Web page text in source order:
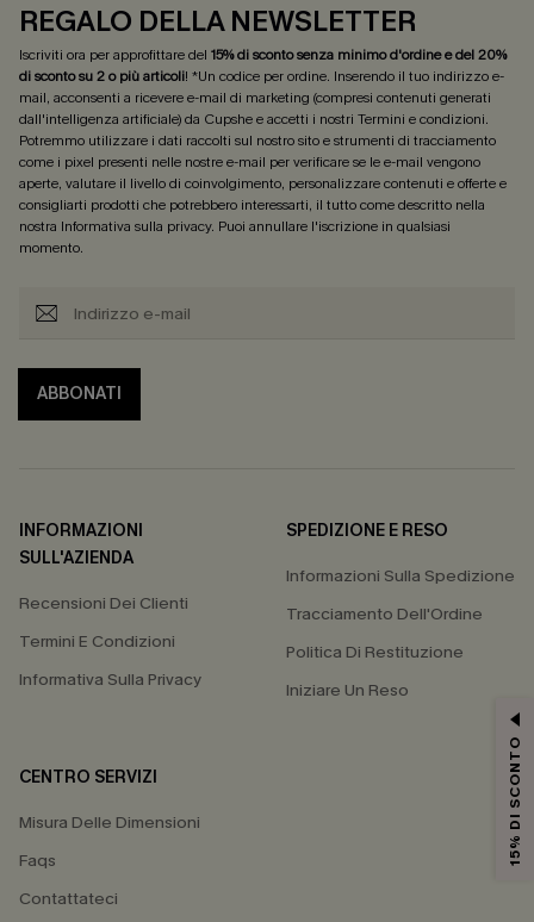
REGALO DELLA NEWSLETTER
Iscriviti ora per approfittare del 15% di sconto senza minimo d'ordine e del 20%
di sconto su 2 o più articoli! *Un codice per ordine. Inserendo il tuo indirizzo e-
mail, acconsenti a ricevere e-mail di marketing (compresi contenuti generati
dall'intelligenza artificiale) da Cupshe e accetti i nostri Termini e condizioni.
Potremmo utilizzare i dati raccolti sul nostro sito e strumenti di tracciamento
come i pixel presenti nelle nostre e-mail per verificare se le e-mail vengono
aperte, valutare il livello di coinvolgimento, personalizzare contenuti e offerte e
consigliarti prodotti che potrebbero interessarti, il tutto come descritto nella
nostra Informativa sulla privacy. Puoi annullare l'iscrizione in qualsiasi
momento.
ABBONATI
INFORMAZIONI
SULL'AZIENDA
Recensioni Dei Clienti
Termini E Condizioni
Informativa Sulla Privacy
SPEDIZIONE E RESO
Informazioni Sulla Spedizione
Tracciamento Dell'Ordine
Politica Di Restituzione
Iniziare Un Reso
CENTRO SERVIZI
Misura Delle Dimensioni
Faqs
Contattateci
15% DI SCONTO